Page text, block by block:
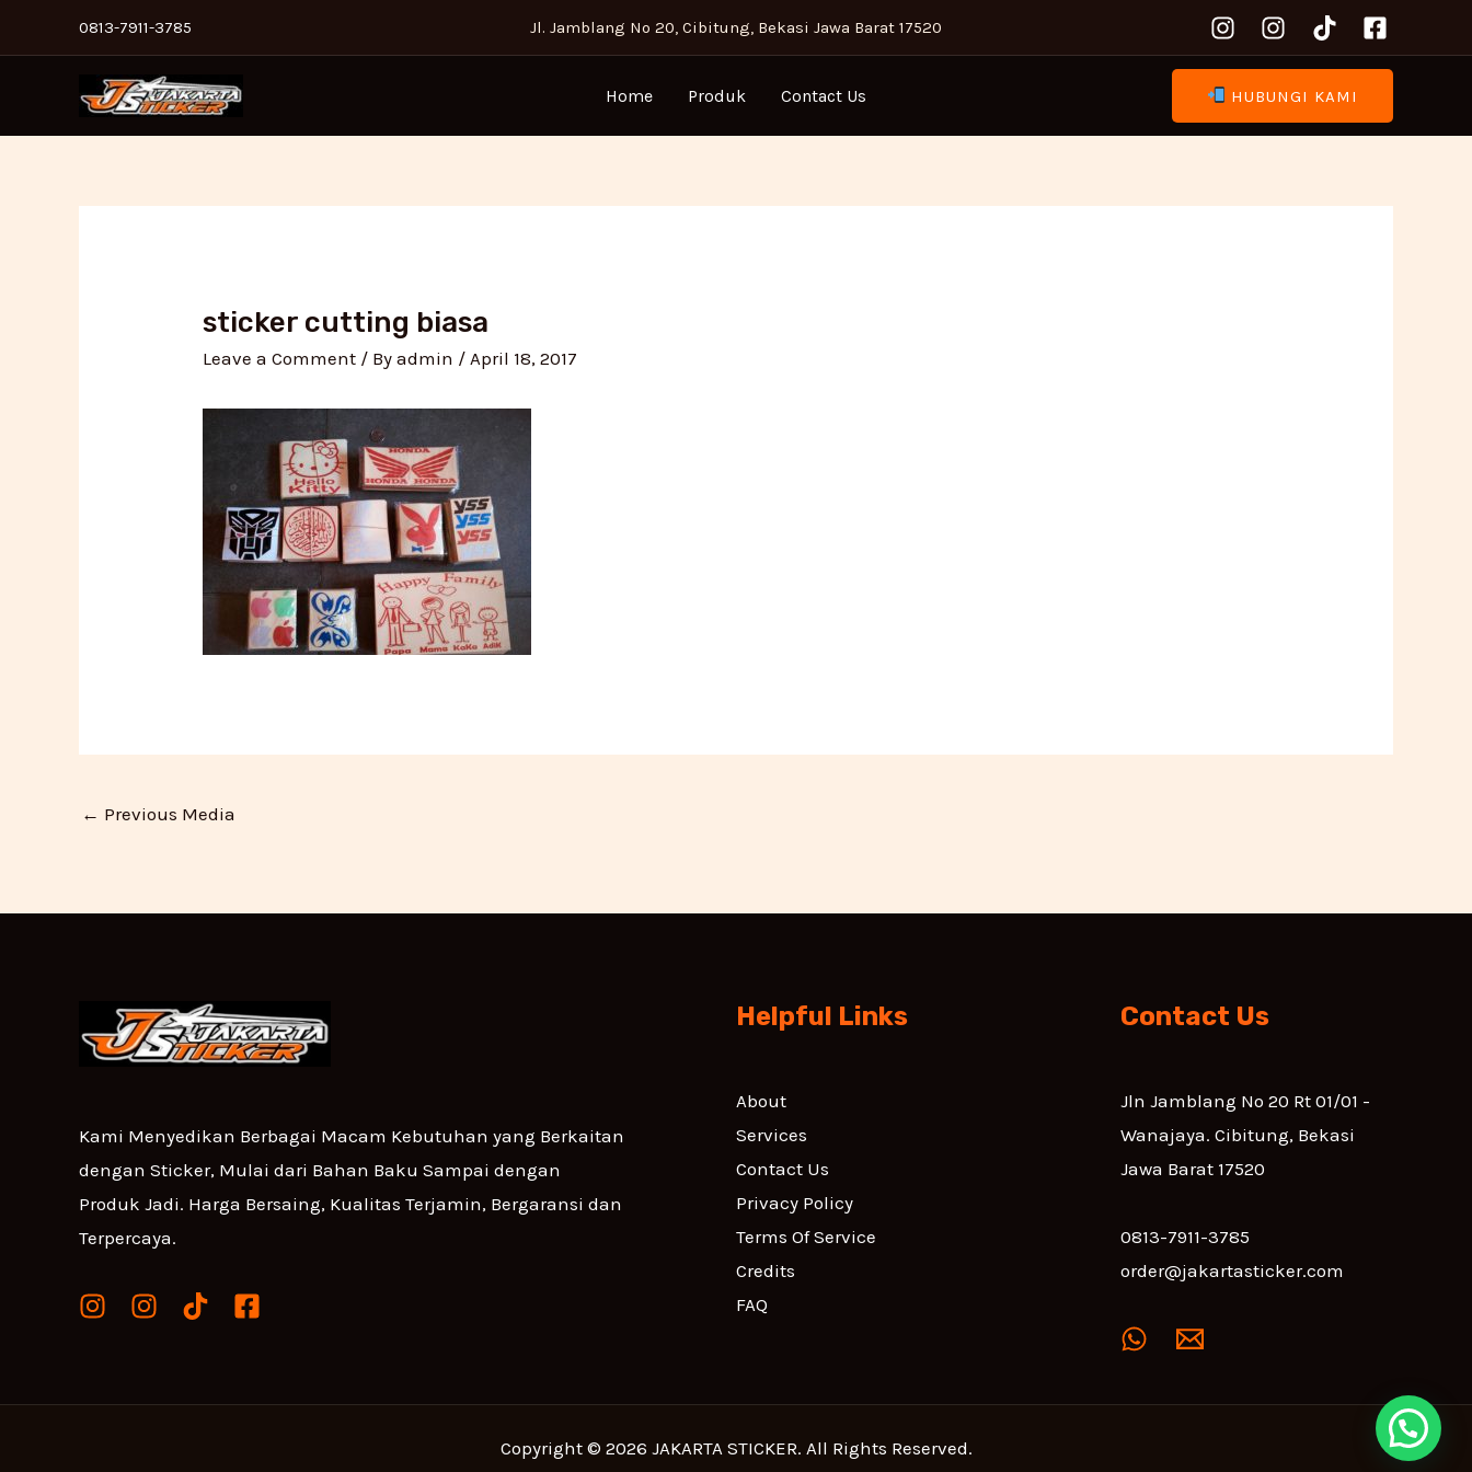
to
0813-7911-3785 Jl. Jamblang No 20, Cibitung, Bekasi Jawa Barat 17520
Home Produk Contact Us HUBUNGI KAMI
sticker cutting biasa
Leave a Comment / Byadmin / April 18, 2017
navigation
← Previous Media
Kami Menyedikan Berbagai Macam Kebutuhan yang Berkaitan
dengan Sticker, Mulai dari Bahan Baku Sampai dengan
Produk Jadi. Harga Bersaing, Kualitas Terjamin, Bergaransi dan
Terpercaya.
Helpful Links
About
Services
Contact Us
Privacy Policy
Terms Of Service
Credits
FAQ
Contact Us
Jln Jamblang No 20 Rt 01/01 -
Wanajaya. Cibitung, Bekasi
Jawa Barat 17520
0813-7911-3785
order@jakartasticker.com
Copyright © 2026 JAKARTA STICKER. All Rights Reserved.